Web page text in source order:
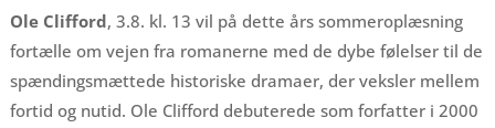
Ole Clifford, 3.8. kl. 13 vil på dette års sommeroplæsning
fortælle om vejen fra romanerne med de dybe følelser til de
spændingsmættede historiske dramaer, der veksler mellem
fortid og nutid. Ole Clifford debuterede som forfatter i 2000